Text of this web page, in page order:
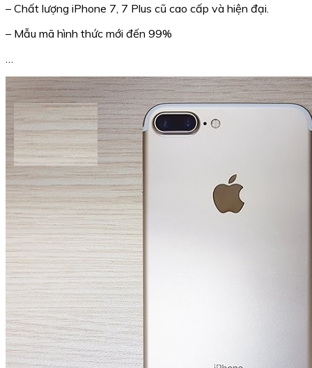
– Chất lượng iPhone 7, 7 Plus cũ cao cấp và hiện đại.
– Mẫu mã hình thức mới đến 99%
…